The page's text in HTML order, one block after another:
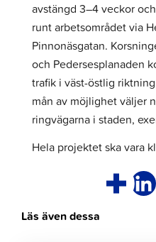
avstängd 3–4 veckor
runt arbetsområdet via
Pinnonäsgatan.
och Pedersesplanaden
trafik i väst-östlig
mån av möjlighet väljer
ringvägarna i staden,
Hela projektet ska vara
Läs även dessa